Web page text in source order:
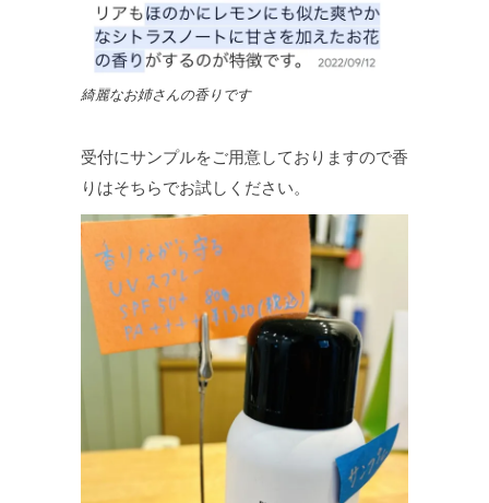
綺麗なお姉さんの香りです
受付にサンプルをご用意しておりますので香
りはそちらでお試しください。